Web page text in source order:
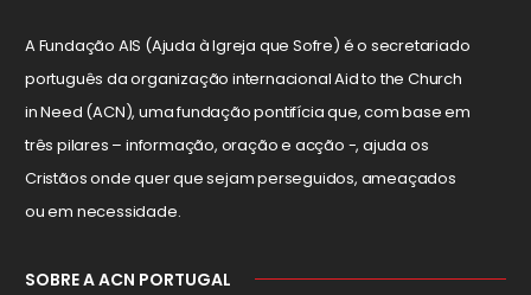
A Fundação AIS (Ajuda à Igreja que Sofre) é o secretariado
português da organização internacional Aid to the Church
in Need (ACN), uma fundação pontifícia que, com base em
três pilares – informação, oração e acção -, ajuda os
Cristãos onde quer que sejam perseguidos, ameaçados
ou em necessidade.
SOBRE A ACN PORTUGAL